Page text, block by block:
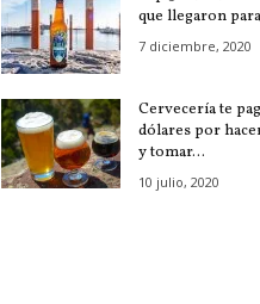
que llegaron
7 diciembre, 2020
Cervecería te
dólares por
y tomar...
10 julio, 2020